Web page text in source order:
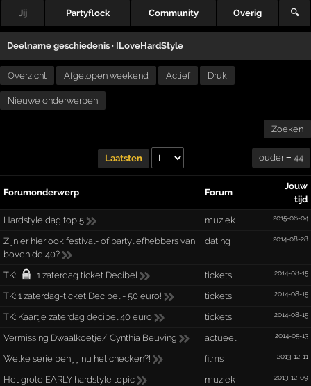
Jij Partyflock Community Overig 🔍
Deelname geschiedenis · ILoveHardStyle
Overzicht Afgelopen weekend Actief Druk
Nieuwe onderwerpen
Zoeken
Laatsten ouder ≡ 44
Forumonderwerp Forum
Jouw
tijd
Hardstyle dag top 5
muziek 2015-06-04
Zijn er hier ook festival- of partyliefhebbers van
boven de 40?
dating 2014-08-28
TK: 1 zaterdag ticket Decibel tickets 2014-08-15
TK:1 zaterdag-ticket Decibel - 50 euro! tickets 2014-08-15
TK: Kaartje zaterdag decibel 40 euro tickets 2014-08-15
Vermissing Dwaalkoetje/ Cynthia Beuving actueel 2014-05-13
Welke serie ben jij nu het checken?! films 2013-12-11
Het grote EARLY hardstyle topic muziek 2013-12-09